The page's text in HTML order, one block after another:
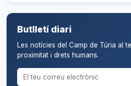
Butlletí diari
Les notícies del Camp de Túria al
proximitat i drets humans.
Correu electrònic per al butlletí